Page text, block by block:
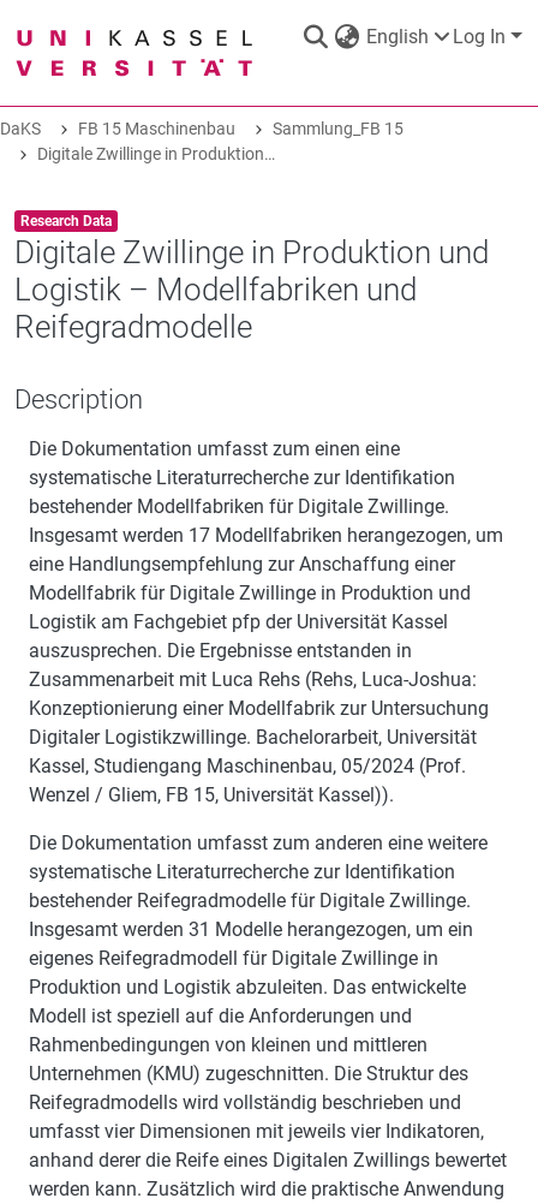
English Log In
DaKS|Research data repository
COMMUNITIES & COLLECTIONS
ALL OF DAKS
STATISTICS
ABOUT
DaKS FB 15 Maschinenbau
Sammlung_FB 15
Digitale Zwillinge in Produktion und Logistik – Modellfabriken und Reifegradmodelle
Item type:
Research Data ,
Digitale Zwillinge in Produktion und
Logistik – Modellfabriken und
Reifegradmodelle
Description
Die Dokumentation umfasst zum einen eine
systematische Literaturrecherche zur Identifikation
bestehender Modellfabriken für Digitale Zwillinge.
Insgesamt werden 17 Modellfabriken herangezogen, um
eine Handlungsempfehlung zur Anschaffung einer
Modellfabrik für Digitale Zwillinge in Produktion und
Logistik am Fachgebiet pfp der Universität Kassel
auszusprechen. Die Ergebnisse entstanden in
Zusammenarbeit mit Luca Rehs (Rehs, Luca-Joshua:
Konzeptionierung einer Modellfabrik zur Untersuchung
Digitaler Logistikzwillinge. Bachelorarbeit, Universität
Kassel, Studiengang Maschinenbau, 05/2024 (Prof.
Wenzel / Gliem, FB 15, Universität Kassel)).
Die Dokumentation umfasst zum anderen eine weitere
systematische Literaturrecherche zur Identifikation
bestehender Reifegradmodelle für Digitale Zwillinge.
Insgesamt werden 31 Modelle herangezogen, um ein
eigenes Reifegradmodell für Digitale Zwillinge in
Produktion und Logistik abzuleiten. Das entwickelte
Modell ist speziell auf die Anforderungen und
Rahmenbedingungen von kleinen und mittleren
Unternehmen (KMU) zugeschnitten. Die Struktur des
Reifegradmodells wird vollständig beschrieben und
umfasst vier Dimensionen mit jeweils vier Indikatoren,
anhand derer die Reife eines Digitalen Zwillings bewertet
werden kann. Zusätzlich wird die praktische Anwendung